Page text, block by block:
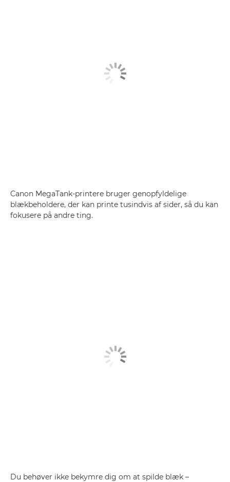
Canon MegaTank-printere bruger genopfyldelige
blækbeholdere, der kan printe tusindvis af sider, så du kan
fokusere på andre ting.
Du behøver ikke bekymre dig om at spilde blæk –